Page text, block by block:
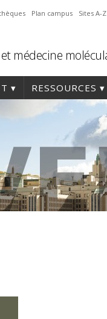
Plan campus Sites A-Z
médecine
RESSOURCES